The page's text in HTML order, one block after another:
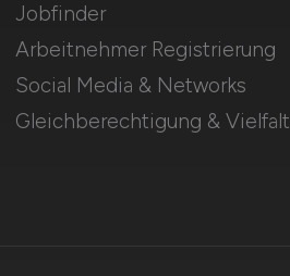
Jobfinder
Arbeitnehmer Registrierung
Social Media & Networks
Gleichberechtigung & Vielfalt